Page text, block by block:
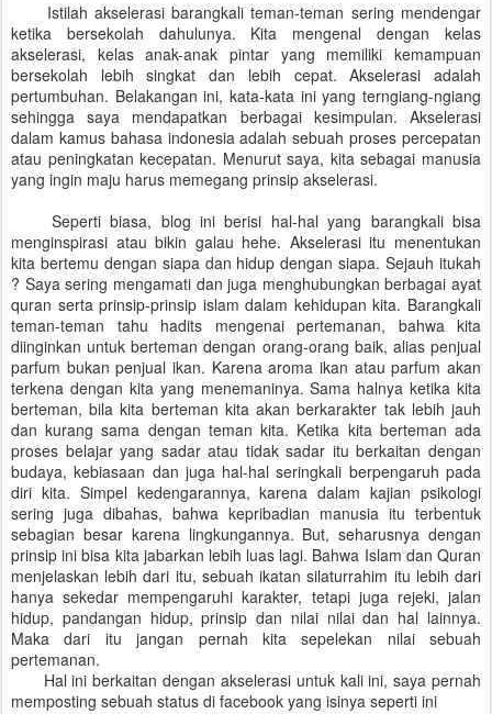
Istilah akselerasi barangkali teman-teman sering mendengar
ketika bersekolah dahulunya. Kita mengenal dengan kelas
akselerasi, kelas anak-anak pintar yang memiliki kemampuan
bersekolah lebih singkat dan lebih cepat. Akselerasi adalah
pertumbuhan. Belakangan ini, kata-kata ini yang terngiang-ngiang
sehingga saya mendapatkan berbagai kesimpulan. Akselerasi
dalam kamus bahasa indonesia adalah sebuah proses percepatan
atau peningkatan kecepatan. Menurut saya, kita sebagai manusia
yang ingin maju harus memegang prinsip akselerasi.
Seperti biasa, blog ini berisi hal-hal yang barangkali bisa
menginspirasi atau bikin galau hehe. Akselerasi itu menentukan
kita bertemu dengan siapa dan hidup dengan siapa. Sejauh itukah
? Saya sering mengamati dan juga menghubungkan berbagai ayat
quran serta prinsip-prinsip islam dalam kehidupan kita. Barangkali
teman-teman tahu hadits mengenai pertemanan, bahwa kita
diinginkan untuk berteman dengan orang-orang baik, alias penjual
parfum bukan penjual ikan. Karena aroma ikan atau parfum akan
terkena dengan kita yang menemaninya. Sama halnya ketika kita
berteman, bila kita berteman kita akan berkarakter tak lebih jauh
dan kurang sama dengan teman kita. Ketika kita berteman ada
proses belajar yang sadar atau tidak sadar itu berkaitan dengan
budaya, kebiasaan dan juga hal-hal seringkali berpengaruh pada
diri kita. Simpel kedengarannya, karena dalam kajian psikologi
sering juga dibahas, bahwa kepribadian manusia itu terbentuk
sebagian besar karena lingkungannya. But, seharusnya dengan
prinsip ini bisa kita jabarkan lebih luas lagi. Bahwa Islam dan Quran
menjelaskan lebih dari itu, sebuah ikatan silaturrahim itu lebih dari
hanya sekedar mempengaruhi karakter, tetapi juga rejeki, jalan
hidup, pandangan hidup, prinsip dan nilai nilai dan hal lainnya.
Maka dari itu jangan pernah kita sepelekan nilai sebuah
pertemanan.
Hal ini berkaitan dengan akselerasi untuk kali ini, saya pernah
memposting sebuah status di facebook yang isinya seperti ini